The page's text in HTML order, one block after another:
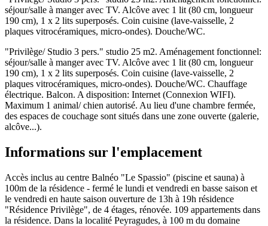
séjour/salle à manger avec TV. Alcôve avec 1 lit (80 cm, longueur
190 cm), 1 x 2 lits superposés. Coin cuisine (lave-vaisselle, 2
plaques vitrocéramiques, micro-ondes). Douche/WC.
"Privilège/ Studio 3 pers." studio 25 m2. Aménagement fonctionnel:
séjour/salle à manger avec TV. Alcôve avec 1 lit (80 cm, longueur
190 cm), 1 x 2 lits superposés. Coin cuisine (lave-vaisselle, 2
plaques vitrocéramiques, micro-ondes). Douche/WC. Chauffage
électrique. Balcon. A disposition: Internet (Connexion WIFI).
Maximum 1 animal/ chien autorisé. Au lieu d'une chambre fermée,
des espaces de couchage sont situés dans une zone ouverte (galerie,
alcôve...).
Informations sur l'emplacement
Accès inclus au centre Balnéo "Le Spassio" (piscine et sauna) à
100m de la résidence - fermé le lundi et vendredi en basse saison et
le vendredi en haute saison ouverture de 13h à 19h résidence
"Résidence Privilège", de 4 étages, rénovée. 109 appartements dans
la résidence. Dans la localité Peyragudes, à 100 m du domaine